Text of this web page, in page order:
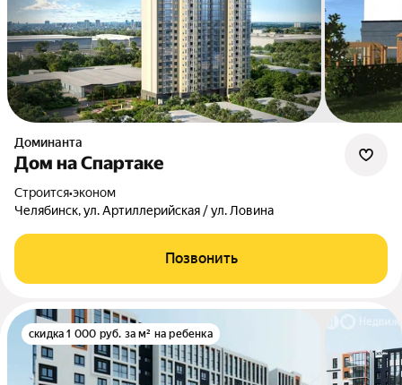
Доминанта
Дом на Спартаке
Строится•эконом
Челябинск, ул. Артиллерийская / ул. Ловина
Позвонить
скидка 1 000 руб. за м² на ребенка